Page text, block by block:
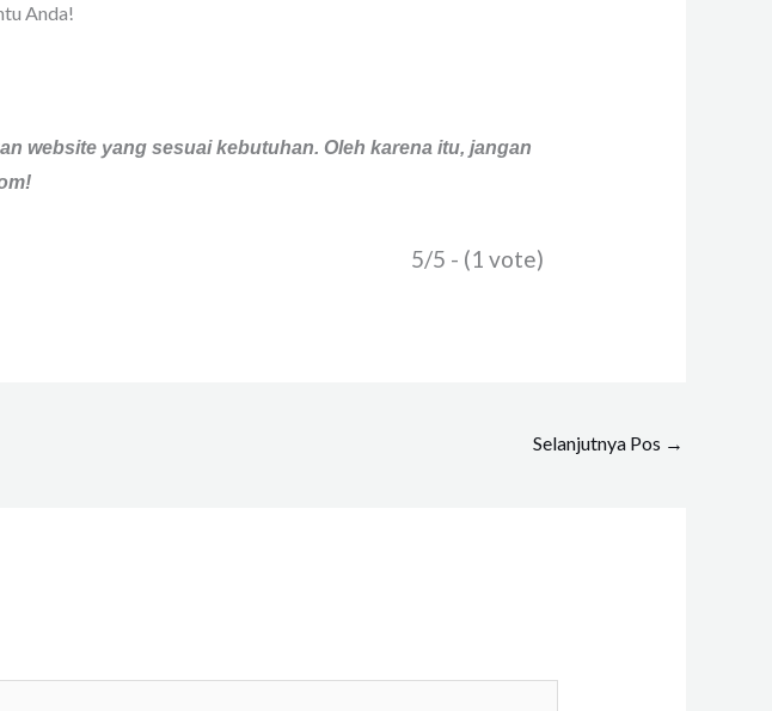
Anda!
website yang sesuai kebutuhan. Oleh karena itu, jangan
5/5 - (1 vote)
Selanjutnya Pos →